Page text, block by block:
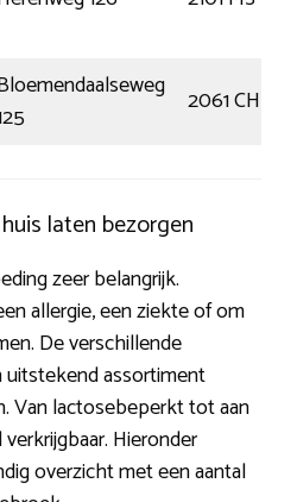
2061 CH
laten bezorgen
zeer belangrijk.
allergie, een ziekte of om
De verschillende
uitstekend assortiment
Van lactosebeperkt tot aan
Hieronder
overzicht met een aantal